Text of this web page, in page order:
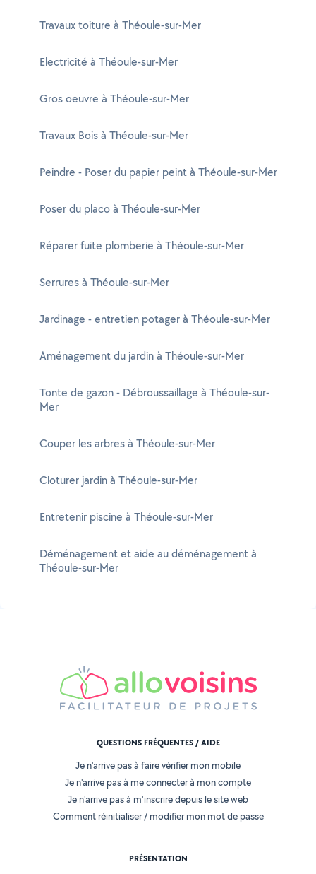
Travaux toiture à Théoule-sur-Mer
Electricité à Théoule-sur-Mer
Gros oeuvre à Théoule-sur-Mer
Travaux Bois à Théoule-sur-Mer
Peindre - Poser du papier peint à Théoule-sur-Mer
Poser du placo à Théoule-sur-Mer
Réparer fuite plomberie à Théoule-sur-Mer
Serrures à Théoule-sur-Mer
Jardinage - entretien potager à Théoule-sur-Mer
Aménagement du jardin à Théoule-sur-Mer
Tonte de gazon - Débroussaillage à Théoule-sur-
Mer
Couper les arbres à Théoule-sur-Mer
Cloturer jardin à Théoule-sur-Mer
Entretenir piscine à Théoule-sur-Mer
Déménagement et aide au déménagement à
Théoule-sur-Mer
QUESTIONS FRÉQUENTES / AIDE
Je n'arrive pas à faire vérifier mon mobile
Je n'arrive pas à me connecter à mon compte
Je n'arrive pas à m'inscrire depuis le site web
Comment réinitialiser / modifier mon mot de passe
PRÉSENTATION